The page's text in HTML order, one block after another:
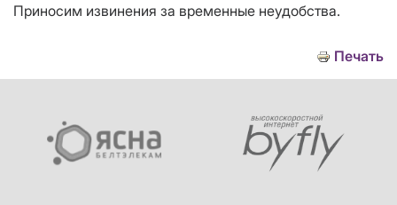
Приносим извинения за временные неудобства.
Печать